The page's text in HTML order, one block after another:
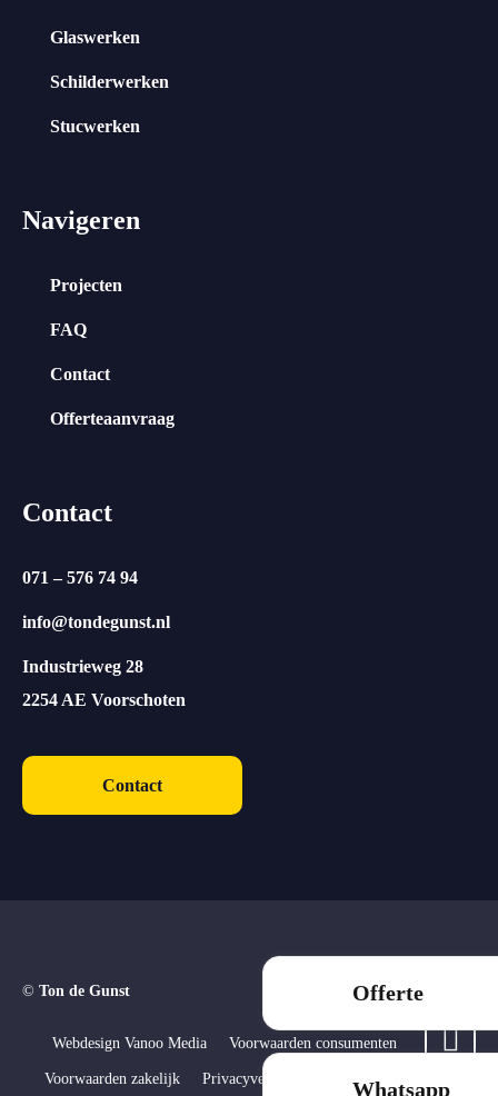
Glaswerken
Schilderwerken
Stucwerken
Navigeren
Projecten
FAQ
Contact
Offerteaanvraag
Contact
071 – 576 74 94
info@tondegunst.nl
Industrieweg 28
2254 AE Voorschoten
Contact
Offerte
Whatsapp
© Ton de Gunst
Webdesign Vanoo Media Voorwaarden consumenten
Voorwaarden zakelijk Privacyverklaring Sitemap